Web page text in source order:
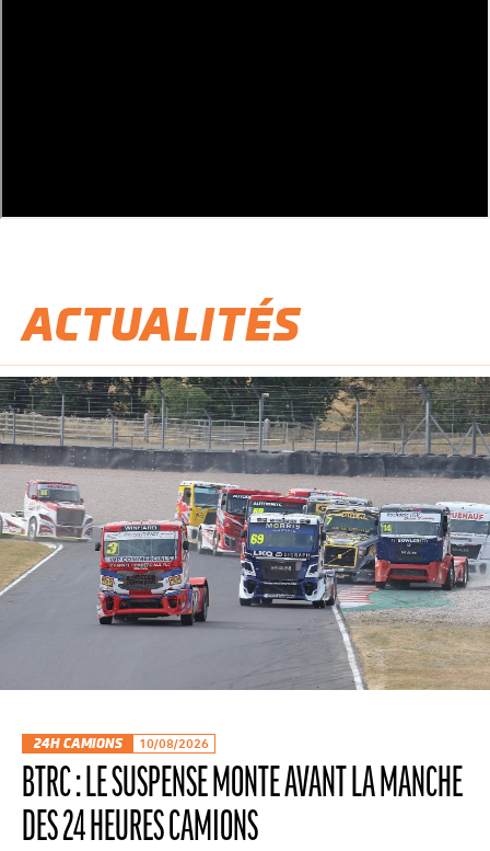
ACTUALITÉS
24H CAMIONS 10/08/2026
BTRC : LE SUSPENSE MONTE AVANT LA MANCHE
DES 24 HEURES CAMIONS